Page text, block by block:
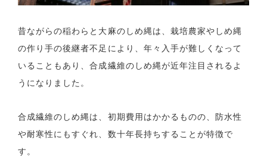
昔ながらの稲わらと大麻のしめ縄は、栽培農家やしめ縄
の作り手の後継者不足により、年々入手が難しくなって
いることもあり、合成繊維のしめ縄が近年注目されるよ
うになりました。
合成繊維のしめ縄は、初期費用はかかるものの、防水性
や耐寒性にもすぐれ、数十年長持ちすることが特徴で
す。